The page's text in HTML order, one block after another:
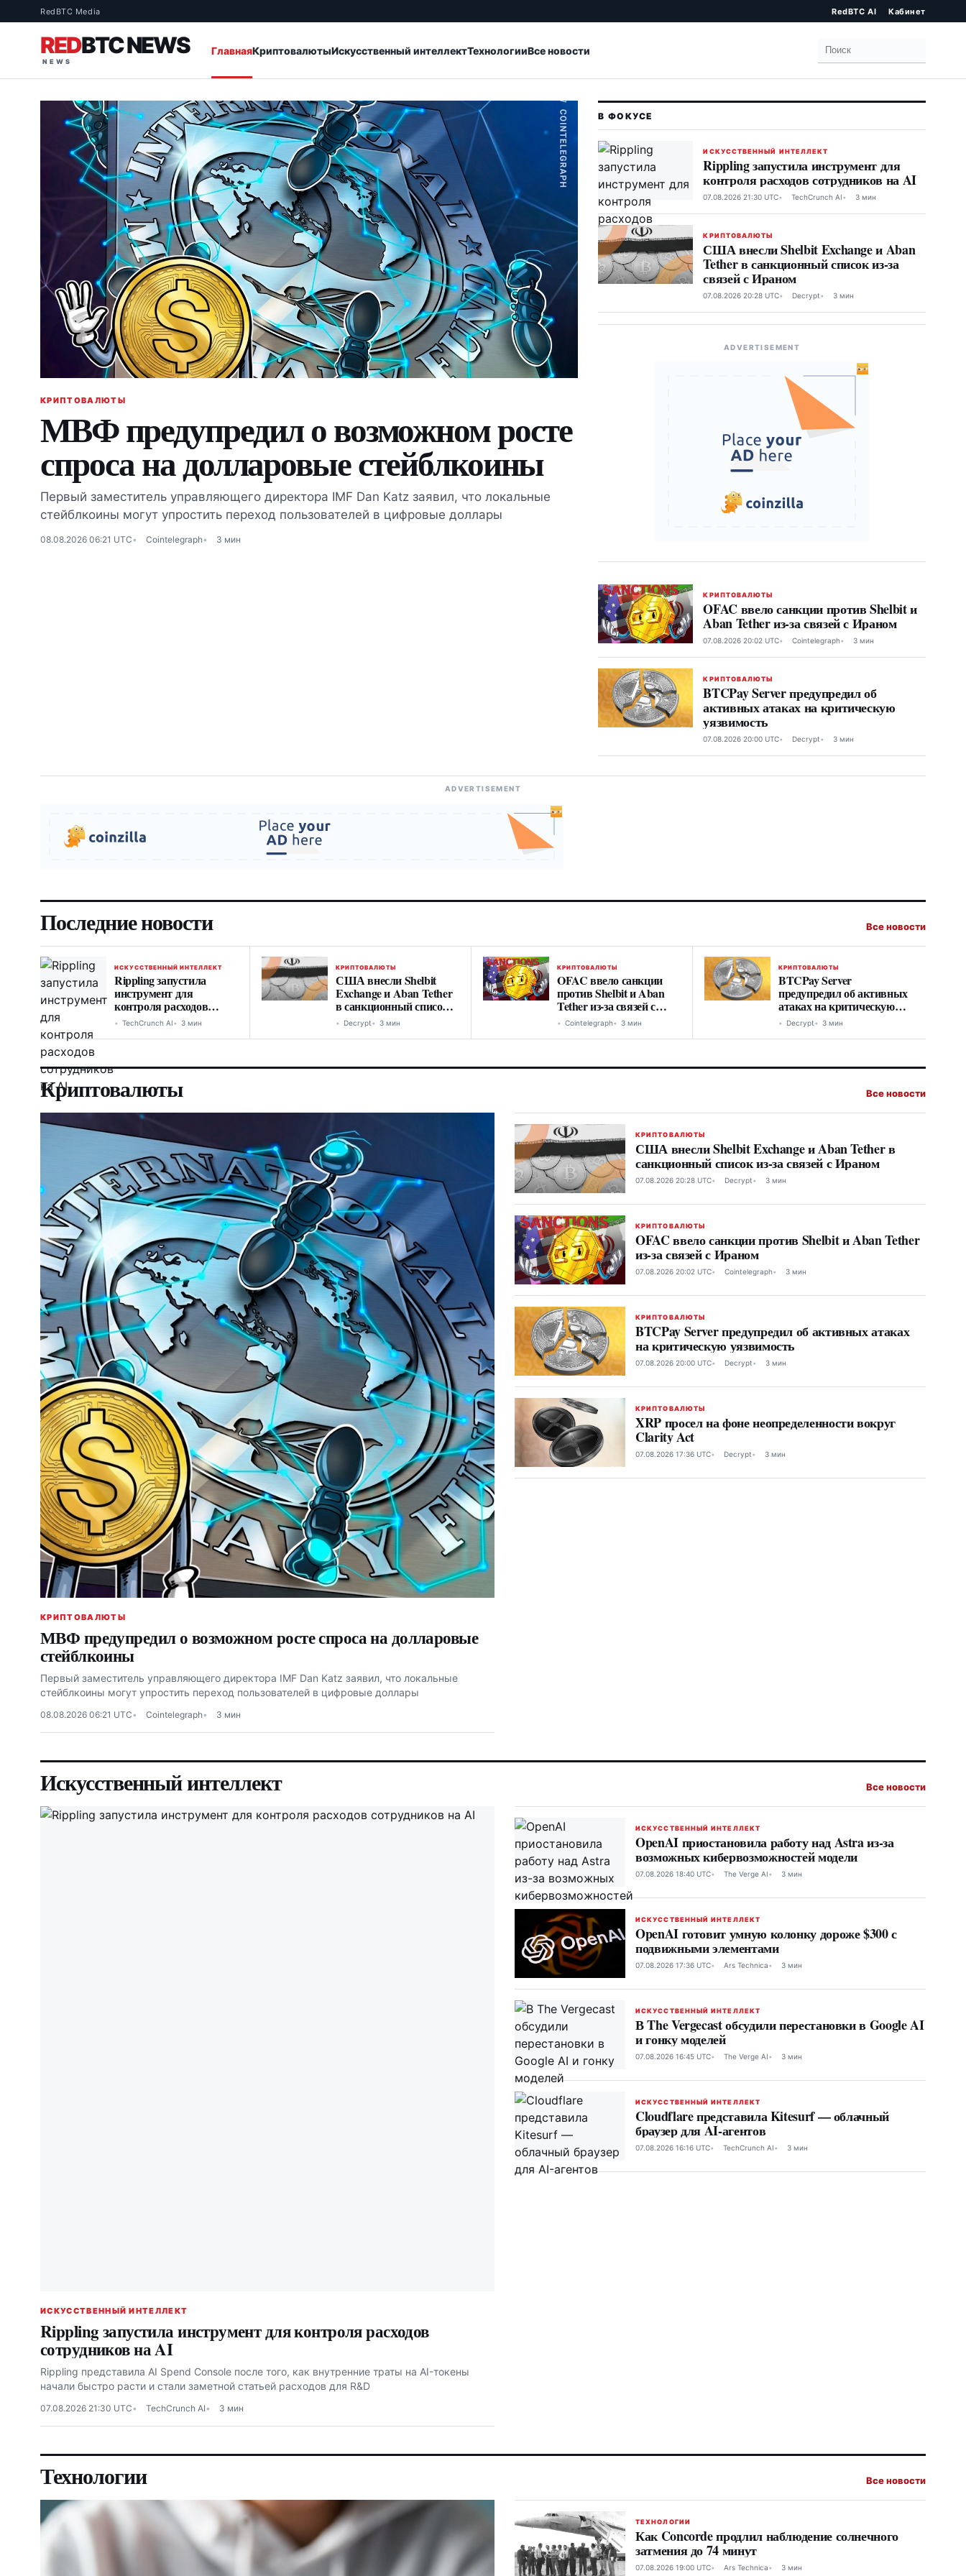
RedBTC Media RedBTC AI Кабинет
REDBTC NEWS ГлавнаяКриптовалютыИскусственный интеллектТехнологииВсе новости Поиск
КРИПТОВАЛЮТЫ
МВФ предупредил о возможном росте
спроса на долларовые стейблкоины
Первый заместитель управляющего директора IMF Dan Katz заявил, что локальные
стейблкоины могут упростить переход пользователей в цифровые доллары
08.08.2026 06:21 UTC Cointelegraph 3 мин
ИСКУССТВЕННЫЙ ИНТЕЛЛЕКТ
Rippling запустила инструмент для
контроля расходов сотрудников на AI
07.08.2026 21:30 UTC TechCrunch AI 3 мин
КРИПТОВАЛЮТЫ
США внесли Shelbit Exchange и Aban
Tether в санкционный список из-за
связей с Ираном
07.08.2026 20:28 UTC Decrypt 3 мин
ADVERTISEMENT
КРИПТОВАЛЮТЫ
OFAC ввело санкции против Shelbit и
Aban Tether из-за связей с Ираном
07.08.2026 20:02 UTC Cointelegraph 3 мин
КРИПТОВАЛЮТЫ
BTCPay Server предупредил об
активных атаках на критическую
уязвимость
07.08.2026 20:00 UTC Decrypt 3 мин
ADVERTISEMENT
Последние новости Все новости
ИСКУССТВЕННЫЙ ИНТЕЛЛЕКТ
Rippling запустила
инструмент для
контроля расходов
сотрудников на AI
TechCrunch AI 3 мин
КРИПТОВАЛЮТЫ
США внесли Shelbit
Exchange и Aban Tether
в санкционный список
из-за связей с Ираном
Decrypt 3 мин
КРИПТОВАЛЮТЫ
OFAC ввело санкции
против Shelbit и Aban
Tether из-за связей с
Ираном
Cointelegraph 3 мин
КРИПТОВАЛЮТЫ
BTCPay Server
предупредил об активных
атаках на критическую
уязвимость
Decrypt 3 мин
Криптовалюты Все новости
КРИПТОВАЛЮТЫ
МВФ предупредил о возможном росте спроса на долларовые
стейблкоины
Первый заместитель управляющего директора IMF Dan Katz заявил, что локальные
стейблкоины могут упростить переход пользователей в цифровые доллары
08.08.2026 06:21 UTC Cointelegraph 3 мин
КРИПТОВАЛЮТЫ
США внесли Shelbit Exchange и Aban Tether в
санкционный список из-за связей с Ираном
07.08.2026 20:28 UTC Decrypt 3 мин
КРИПТОВАЛЮТЫ
OFAC ввело санкции против Shelbit и Aban Tether
из-за связей с Ираном
07.08.2026 20:02 UTC Cointelegraph 3 мин
КРИПТОВАЛЮТЫ
BTCPay Server предупредил об активных атаках
на критическую уязвимость
07.08.2026 20:00 UTC Decrypt 3 мин
КРИПТОВАЛЮТЫ
XRP просел на фоне неопределенности вокруг
Clarity Act
07.08.2026 17:36 UTC Decrypt 3 мин
Искусственный интеллект Все новости
ИСКУССТВЕННЫЙ ИНТЕЛЛЕКТ
Rippling запустила инструмент для контроля расходов
сотрудников на AI
Rippling представила AI Spend Console после того, как внутренние траты на AI-токены
начали быстро расти и стали заметной статьей расходов для R&D
07.08.2026 21:30 UTC TechCrunch AI 3 мин
ИСКУССТВЕННЫЙ ИНТЕЛЛЕКТ
OpenAI приостановила работу над Astra из-за
возможных кибервозможностей модели
07.08.2026 18:40 UTC The Verge AI 3 мин
ИСКУССТВЕННЫЙ ИНТЕЛЛЕКТ
OpenAI готовит умную колонку дороже $300 с
подвижными элементами
07.08.2026 17:36 UTC Ars Technica 3 мин
ИСКУССТВЕННЫЙ ИНТЕЛЛЕКТ
В The Vergecast обсудили перестановки в Google AI
и гонку моделей
07.08.2026 16:45 UTC The Verge AI 3 мин
ИСКУССТВЕННЫЙ ИНТЕЛЛЕКТ
Cloudflare представила Kitesurf — облачный
браузер для AI-агентов
07.08.2026 16:16 UTC TechCrunch AI 3 мин
Технологии Все новости
ТЕХНОЛОГИИ
Как Concorde продлил наблюдение солнечного
затмения до 74 минут
07.08.2026 19:00 UTC Ars Technica 3 мин